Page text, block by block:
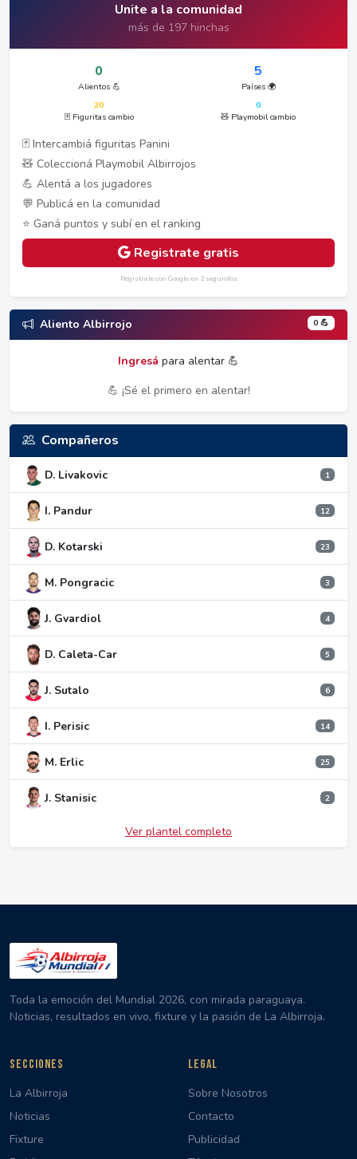
Unite a la comunidad
más de 197 hinchas
0
Alientos 💪
5
Países 🌍
20
🃏 Figuritas cambio
0
🧸 Playmobil cambio
🃏 Intercambiá figuritas Panini
🧸 Coleccioná Playmobil Albirrojos
💪 Alentá a los jugadores
💬 Publicá en la comunidad
⭐ Ganá puntos y subí en el ranking
Registrate gratis
Registrate con Google en 2 segundos
Aliento Albirrojo 0 💪
Ingresá para alentar 💪
💪 ¡Sé el primero en alentar!
Compañeros
D. Livakovic 1
I. Pandur 12
D. Kotarski 23
M. Pongracic 3
J. Gvardiol 4
D. Caleta-Car 5
J. Sutalo 6
I. Perisic 14
M. Erlic 25
J. Stanisic 2
Ver plantel completo
Toda la emoción del Mundial 2026, con mirada paraguaya.
Noticias, resultados en vivo, fixture y la pasión de La Albirroja.
SECCIONES
La Albirroja
Noticias
Fixture
LEGAL
Sobre Nosotros
Contacto
Publicidad